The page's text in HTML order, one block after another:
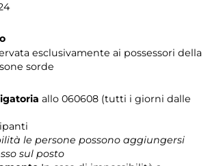
esclusivamente ai possessori della
sorde
allo 060608 (tutti i giorni dalle
le persone possono aggiungersi
sul posto